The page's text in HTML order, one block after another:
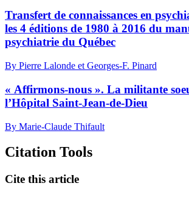
Transfert de connaissances en
les 4 éditions de 1980 à 2016 du
psychiatrie du Québec
By Pierre Lalonde et Georges-F. Pinard
« Affirmons-nous ». La militante
l’Hôpital Saint-Jean-de-Dieu
By Marie-Claude Thifault
Citation Tools
Cite this article